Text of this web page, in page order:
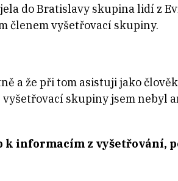
do Bratislavy skupina lidí z
členem vyšetřovací skupiny.
a že při tom asistuji jako
skupiny jsem nebyl
k informacím z vyšetřování,